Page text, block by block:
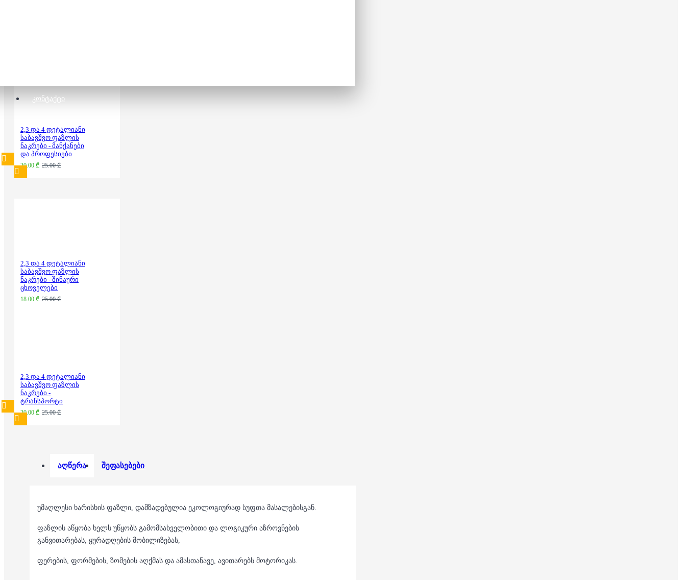
ᲙᲝᲜᲢᲐᲥᲢᲘ
2,3 და 4 დეტალიანი
საბავშვო ფაზლის
ნაკრები - მანქანები
და პროფესიები
20.00 ₾ 25.00 ₾
2,3 და 4 დეტალიანი
საბავშვო ფაზლის
ნაკრები - შინაური
ცხოველები
18.00 ₾ 25.00 ₾
2,3 და 4 დეტალიანი
საბავშვო ფაზლის
ნაკრები -
ტრანსპორტი
20.00 ₾ 25.00 ₾
აღწერა შეფასებები
უმაღლესი ხარისხის ფაზლი, დამზადებულია ეკოლოგიურად სუფთა მასალებისგან.
ფაზლის აწყობა ხელს უწყობს გამომსახველობითი და ლოგიკური აზროვნების
განვითარებას, ყურადღების მობილიზებას,
ფერების, ფორმების, ზომების აღქმას და ამასთანავე, ავითარებს მოტორიკას.